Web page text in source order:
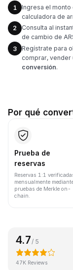
1
Ingresa el monto
calculadora de
2
Consulta al
de cambio de
3
Regístrate para
comprar,
conversión.
Por qué
Prueba de
reservas
Reservas 1:1
mensualmente
pruebas de Merkle on-
chain.
4.7 / 5
47K Reviews